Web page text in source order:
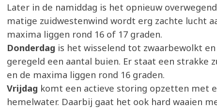
Later in de namiddag is het opnieuw
matige zuidwestenwind wordt erg zachte lucht
maxima liggen rond 16 of 17 graden.
Donderdag is het wisselend tot zwaarbewolkt
geregeld een aantal buien. Er staat een strakke
en de maxima liggen rond 16 graden.
Vrijdag komt een actieve storing opzetten met
hemelwater. Daarbij gaat het ook hard waaien